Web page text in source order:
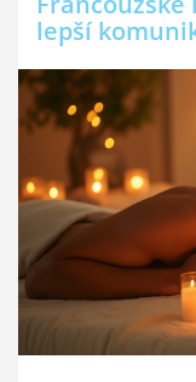
lepší